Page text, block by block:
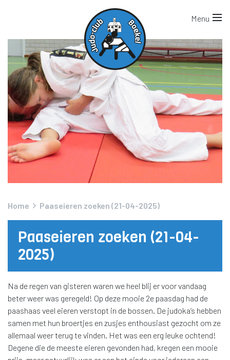
Home Paaseieren zoeken (21-04-2025)
Paaseieren zoeken (21-04-
2025)
Na de regen van gisteren waren we heel blij er voor vandaag
beter weer was geregeld! Op deze mooie 2e paasdag had de
paashaas veel eieren verstopt in de bossen. De judoka’s hebben
samen met hun broertjes en zusjes enthousiast gezocht om ze
allemaal weer terug te vinden. Het was een erg leuke ochtend!
Degene die de meeste eieren gevonden had, kregen een mooie